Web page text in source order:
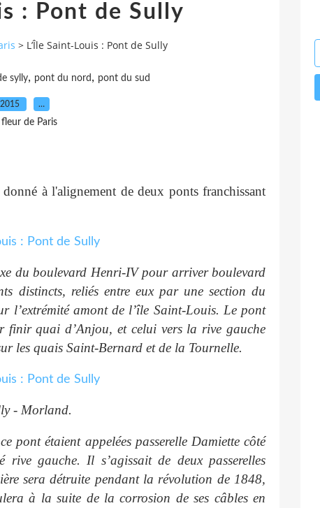
: Pont de Sully
> L’Île Saint-Louis : Pont de Sully
sylly, pont du nord , pont du sud
…
fleur de Paris
à l'alignement de deux ponts franchissant
du boulevard Henri-IV pour arriver boulevard
distincts, reliés entre eux par une section du
l’extrémité amont de l’île Saint-Louis. Le pont
quai d’Anjou, et celui vers la rive gauche
les quais Saint-Bernard et de la Tournelle.
- Morland.
pont étaient appelées passerelle Damiette côté
rive gauche. Il s’agissait de deux passerelles
sera détruite pendant la révolution de 1848,
à la suite de la corrosion de ses câbles en